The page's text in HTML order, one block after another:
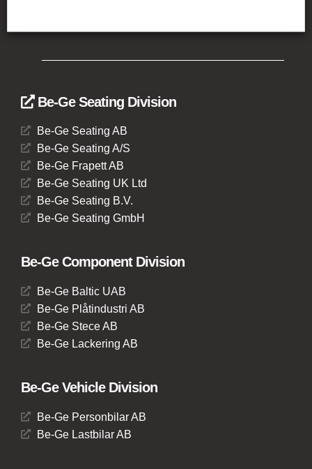
Be-Ge Seating Division
Be-Ge Seating AB
Be-Ge Seating A/S
Be-Ge Frapett AB
Be-Ge Seating UK Ltd
Be-Ge Seating B.V.
Be-Ge Seating GmbH
Be-Ge Component Division
Be-Ge Baltic UAB
Be-Ge Plåtindustri AB
Be-Ge Stece AB
Be-Ge Lackering AB
Be-Ge Vehicle Division
Be-Ge Personbilar AB
Be-Ge Lastbilar AB